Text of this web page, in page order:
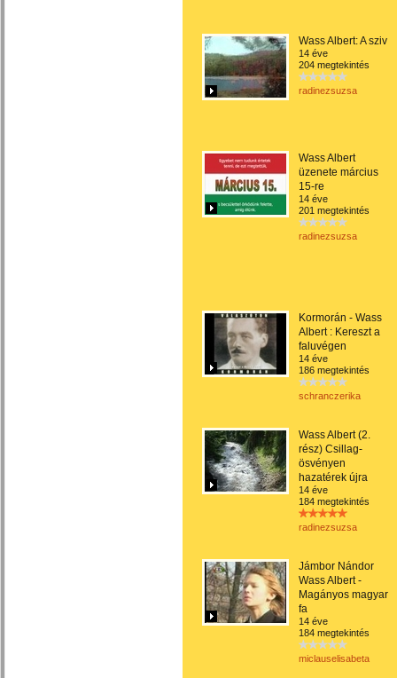
Wass Albert: A sziv
14 éve
204 megtekintés
radinezsuzsa
Wass Albert
üzenete március
15-re
14 éve
201 megtekintés
radinezsuzsa
Kormorán - Wass
Albert : Kereszt a
faluvégen
14 éve
186 megtekintés
schranczerika
Wass Albert (2.
rész) Csillag-
ösvényen
hazatérek újra
14 éve
184 megtekintés
radinezsuzsa
Jámbor Nándor
Wass Albert -
Magányos magyar
fa
14 éve
184 megtekintés
miclauselisabeta